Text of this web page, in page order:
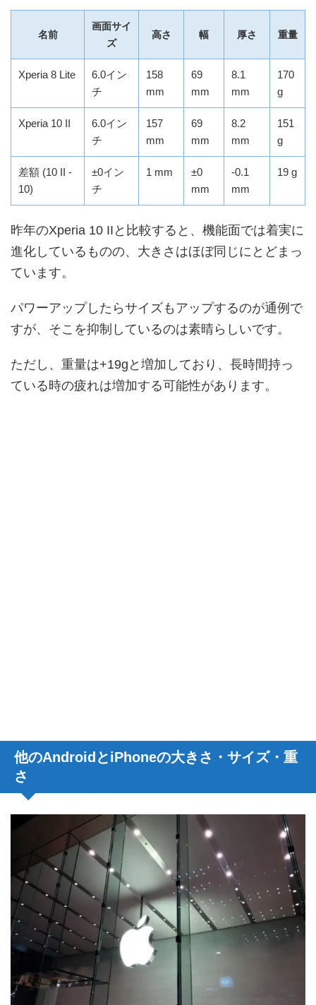
名前
画面サイ
ズ
高さ 幅 厚さ 重量
Xperia 8 Lite
6.0イン
チ
158
mm
69
mm
8.1
mm
170
g
Xperia 10 II
6.0イン
チ
157
mm
69
mm
8.2
mm
151
g
差額 (10 II -
10)
±0イン
チ
1 mm
±0
mm
-0.1
mm
19 g
昨年のXperia 10 IIと比較すると、機能面では着実に
進化しているものの、大きさはほぼ同じにとどまっ
ています。
パワーアップしたらサイズもアップするのが通例で
すが、そこを抑制しているのは素晴らしいです。
ただし、重量は+19gと増加しており、長時間持っ
ている時の疲れは増加する可能性があります。
他のAndroidとiPhoneの大きさ・サイズ・重
さ